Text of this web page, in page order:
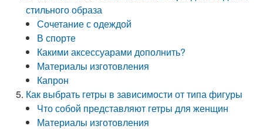
стильного образа
Сочетание с одеждой
В спорте
Какими аксессуарами дополнить?
Материалы изготовления
Капрон
Как выбрать гетры в зависимости от типа фигуры
Что собой представляют гетры для женщин
Материалы изготовления